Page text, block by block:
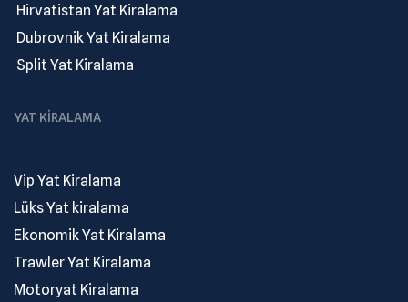
Hirvatistan Yat Kiralama
Dubrovnik Yat Kiralama
Split Yat Kiralama
YAT KIRALAMA
Vip Yat Kiralama
Lüks Yat kiralama
Ekonomik Yat Kiralama
Trawler Yat Kiralama
Motoryat Kiralama